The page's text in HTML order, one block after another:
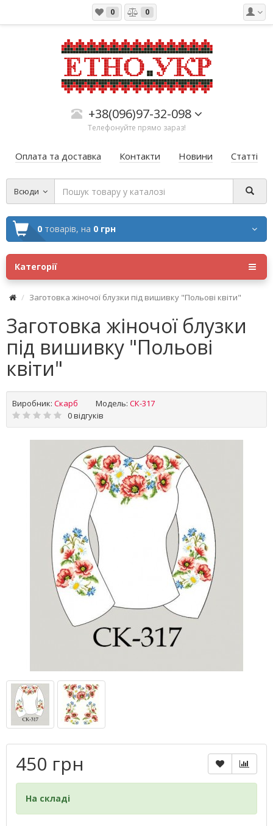
0 0
+38(096)97-32-098
Телефонуйте прямо зараз!
Оплата та доставка Контакти Новини Статті
Всюди
0 товарів, на 0 грн
Категорії
Заготовка жіночої блузки під вишивку "Польові квіти"
Заготовка жіночої блузки
під вишивку "Польові
квіти"
Виробник: Скарб Модель: СК-317
0 відгуків
450 грн
На складі